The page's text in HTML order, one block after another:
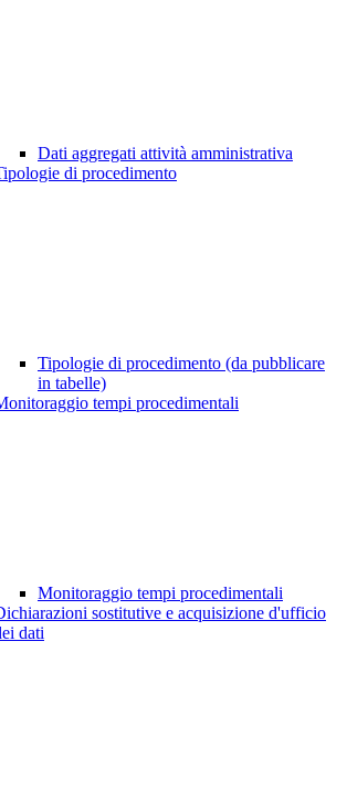
Dati aggregati attività amministrativa
di procedimento
Tipologie di procedimento (da pubblicare
in tabelle)
tempi procedimentali
Monitoraggio tempi procedimentali
sostitutive e acquisizione d'ufficio
dati